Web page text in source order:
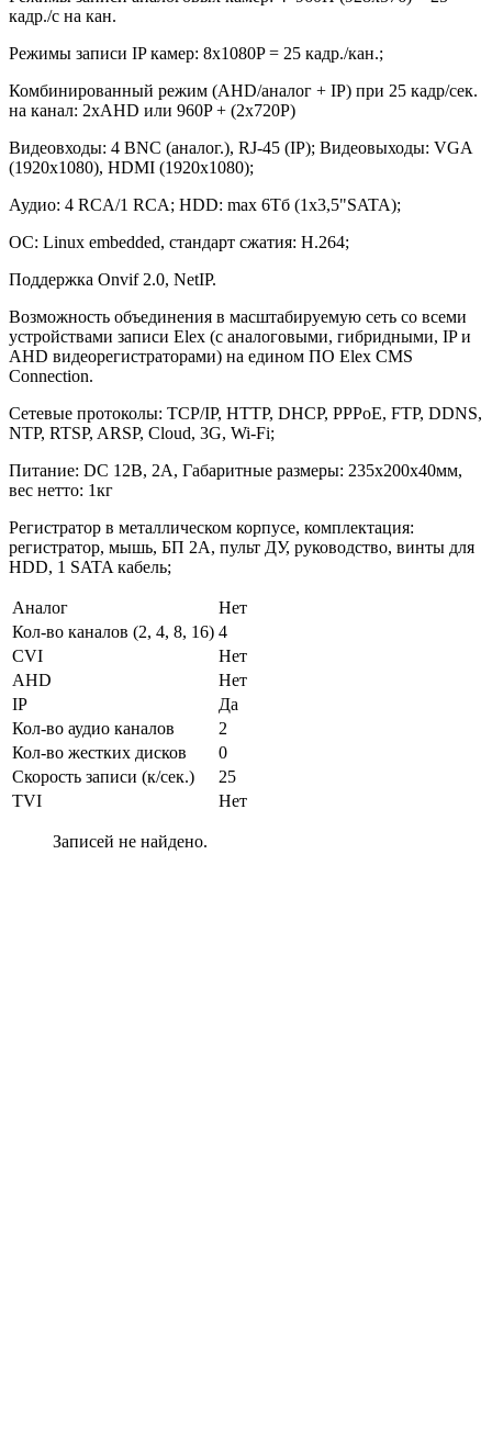
кадр./с на кан.
Режимы записи IP камер: 8x1080P = 25 кадр./кан.;
Комбинированный режим (AHD/аналог + IP) при 25 кадр/сек.
на канал: 2хAHD или 960P + (2x720Р)
Видеовходы: 4 BNC (аналог.), RJ-45 (IP); Видеовыходы: VGA
(1920x1080), HDMI (1920x1080);
Аудио: 4 RCA/1 RCA; HDD: max 6Тб (1x3,5"SATA);
ОС: Linux embedded, стандарт сжатия: H.264;
Поддержка Onvif 2.0, NetIP.
Возможность объединения в масштабируемую сеть со всеми
устройствами записи Elex (с аналоговыми, гибридными, IP и
AHD видеорегистраторами) на едином ПО Elex CMS
Connection.
Сетевые протоколы: TCP/IP, HTTP, DHCP, PPPoE, FTP, DDNS,
NTP, RTSP, ARSP, Cloud, 3G, Wi-Fi;
Питание: DC 12В, 2A, Габаритные размеры: 235х200х40мм,
вес нетто: 1кг
Регистратор в металлическом корпусе, комплектация:
регистратор, мышь, БП 2А, пульт ДУ, руководство, винты для
HDD, 1 SATA кабель;
Аналог
Нет
Кол-во каналов (2, 4, 8, 16) 4
CVI
Нет
AHD
Нет
IP
Да
Кол-во аудио каналов
2
Кол-во жестких дисков
0
Скорость записи (к/сек.)
25
TVI
Нет
Записей не найдено.